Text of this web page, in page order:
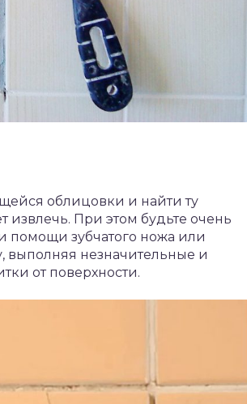
облицовки и найти ту
извлечь. При этом будьте очень
помощи зубчатого ножа или
выполняя незначительные и
от поверхности.